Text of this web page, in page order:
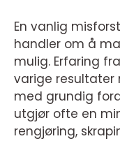
En vanlig
handler om å
mulig. Erfaring
varige resultater
med grundig
utgjør ofte en
rengjøring,